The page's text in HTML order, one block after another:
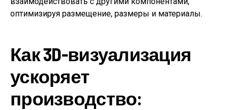
оптимизируя размещение, размеры и материалы.
Как 3D-визуализация
ускоряет
производство: